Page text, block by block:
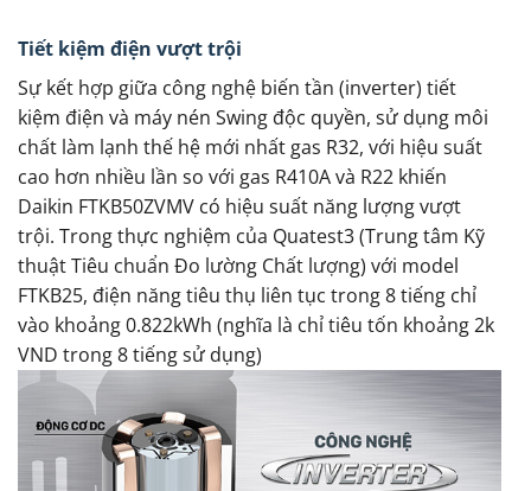
Tiết kiệm điện vượt trội
Sự kết hợp giữa công nghệ biến tần (inverter) tiết
kiệm điện và máy nén Swing độc quyền, sử dụng môi
chất làm lạnh thế hệ mới nhất gas R32, với hiệu suất
cao hơn nhiều lần so với gas R410A và R22 khiến
Daikin FTKB50ZVMV có hiệu suất năng lượng vượt
trội. Trong thực nghiệm của Quatest3 (Trung tâm Kỹ
thuật Tiêu chuẩn Đo lường Chất lượng) với model
FTKB25, điện năng tiêu thụ liên tục trong 8 tiếng chỉ
vào khoảng 0.822kWh (nghĩa là chỉ tiêu tốn khoảng 2k
VND trong 8 tiếng sử dụng)